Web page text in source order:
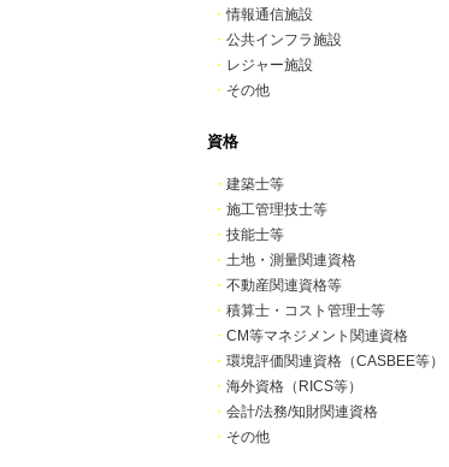
・情報通信施設
・ 公共インフラ施設
・ レジャー施設
・ その他
資格
・ 建築士等
・ 施工管理技士等
・ 技能士等
・ 土地・測量関連資格
・ 不動産関連資格等
・ 積算士・コスト管理士等
・ CM等マネジメント関連資格
・ 環境評価関連資格（CASBEE等）
・ 海外資格（RICS等）
・ 会計/法務/知財関連資格
・ その他